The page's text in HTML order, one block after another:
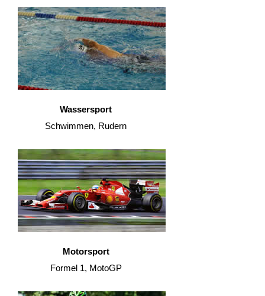
Wassersport
Schwimmen, Rudern
Motorsport
Formel 1, MotoGP